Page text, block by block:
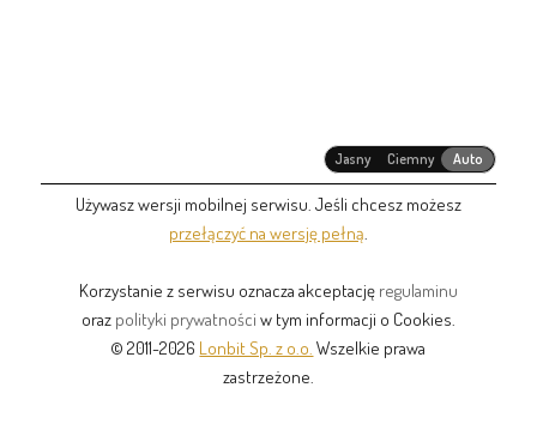
Jasny Ciemny Auto
Używasz wersji mobilnej serwisu. Jeśli chcesz możesz
przełączyć na wersję pełną
Korzystanie z serwisu oznacza akceptację regulaminu
oraz polityki prywatności w tym informacji o Cookies.
© 2011-2026 Lonbit Sp. z o.o. Wszelkie prawa
zastrzeżone.